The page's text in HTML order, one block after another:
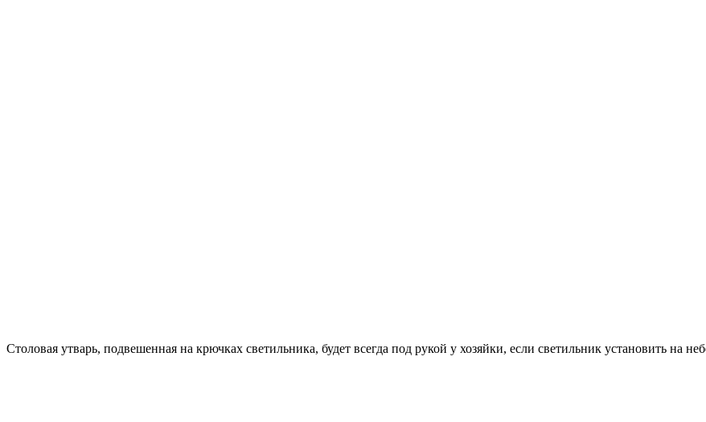
Столовая утварь, подвешенная на крючках светильника, будет всегда под рукой у хозяйки, если светильник установить на